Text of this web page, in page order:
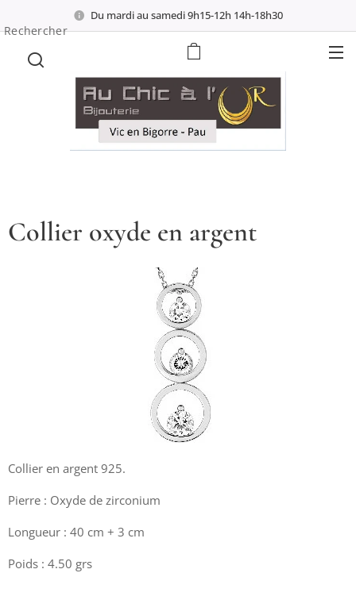
Du mardi au samedi 9h15-12h 14h-18h30
Rechercher
Collier oxyde en argent
Collier en argent 925.
Pierre : Oxyde de zirconium
Longueur : 40 cm + 3 cm
Poids : 4.50 grs